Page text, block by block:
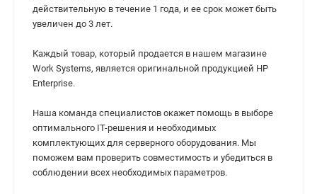
действительную в течение 1 года, и ее срок может быть
увеличен до 3 лет.
Каждый товар, который продается в нашем магазине
Work Systems, является оригинальной продукцией HP
Enterprise.
Наша команда специалистов окажет помощь в выборе
оптимального IT-решения и необходимых
комплектующих для серверного оборудования. Мы
поможем вам проверить совместимость и убедиться в
соблюдении всех необходимых параметров.